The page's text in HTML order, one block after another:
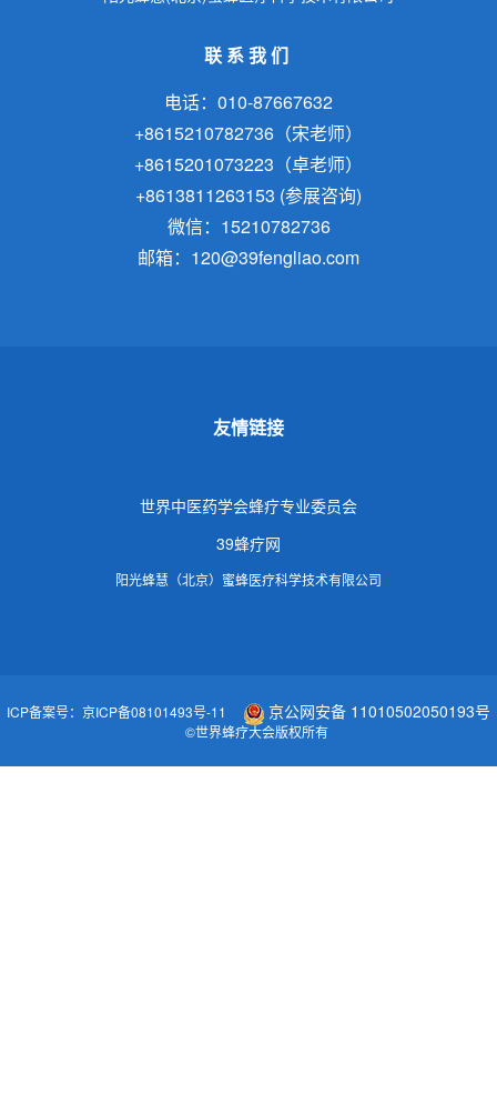
联系我们
电话：010-87667632
+8615210782736（宋老师）
+8615201073223（卓老师）
+8613811263153 (参展咨询)
微信：15210782736
邮箱：120@39fengliao.com
友情链接
世界中医药学会蜂疗专业委员会
39蜂疗网
阳光蜂慧（北京）蜜蜂医疗科学技术有限公司
ICP备案号：京ICP备08101493号-11 京公网安备 11010502050193号
©世界蜂疗大会版权所有